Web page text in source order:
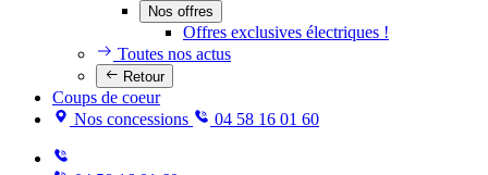
Nos offres
Offres exclusives électriques !
Toutes nos actus
Retour
Coups de coeur
Nos concessions
04 58 16 01 60